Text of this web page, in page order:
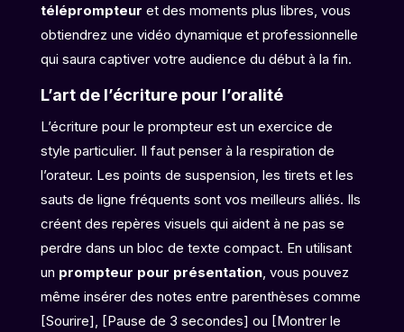
téléprompteur et des moments plus libres, vous
obtiendrez une vidéo dynamique et professionnelle
qui saura captiver votre audience du début à la fin.
L’art de l’écriture pour l’oralité
L’écriture pour le prompteur est un exercice de
style particulier. Il faut penser à la respiration de
l’orateur. Les points de suspension, les tirets et les
sauts de ligne fréquents sont vos meilleurs alliés. Ils
créent des repères visuels qui aident à ne pas se
perdre dans un bloc de texte compact. En utilisant
un prompteur pour présentation, vous pouvez
même insérer des notes entre parenthèses comme
[Sourire], [Pause de 3 secondes] ou [Montrer le